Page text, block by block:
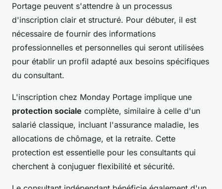
Portage peuvent s'attendre à un processus
d'inscription clair et structuré. Pour débuter, il est
nécessaire de fournir des informations
professionnelles et personnelles qui seront utilisées
pour établir un profil adapté aux besoins spécifiques
du consultant.
L'inscription chez Monday Portage implique une
protection sociale complète, similaire à celle d'un
salarié classique, incluant l'assurance maladie, les
allocations de chômage, et la retraite. Cette
protection est essentielle pour les consultants qui
cherchent à conjuguer flexibilité et sécurité.